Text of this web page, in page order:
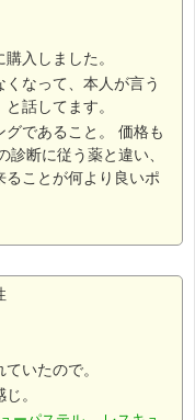
入しました。
なって、本人が言う
話してます。
であること。 価格も
断に従う薬と違い、
ことが何より良いポ
いたので。
。